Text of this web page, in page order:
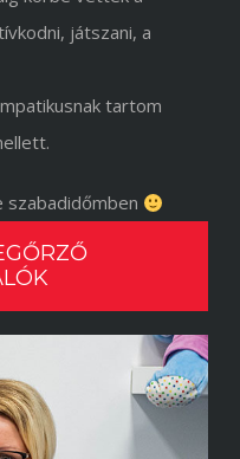
játszani, a
tartom
szabadidőmben